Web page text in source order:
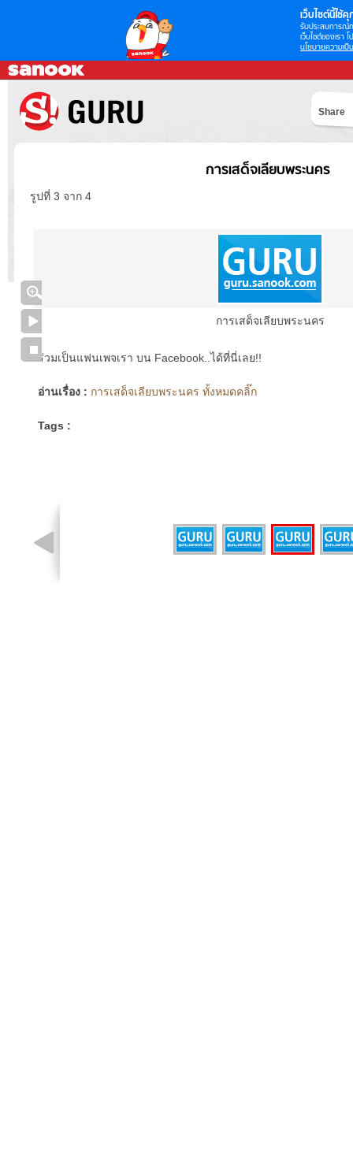
เว็บไซต์นี้ใช้คุ
รับประสบการณ์
เว็บไซต์ของเรา
นโยบายความเป็
Share
การเสด็จเลียบพระนคร
รูปที่ 3 จาก 4
การเสด็จเลียบพระนคร
ร่วมเป็นแฟนเพจเรา บน Facebook..ได้ที่นี่เลย!!
อ่านเรื่อง : การเสด็จเลียบพระนคร ทั้งหมดคลิ๊ก
Tags :